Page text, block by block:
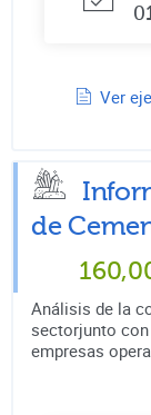
Ver
de
Análisis de la
sectorjunto
empresas